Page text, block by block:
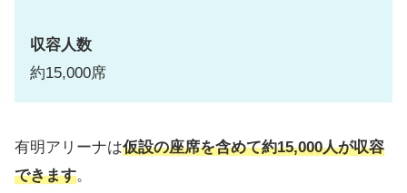
収容人数
約15,000席
有明アリーナは仮設の座席を含めて約15,000人が収容
できます。